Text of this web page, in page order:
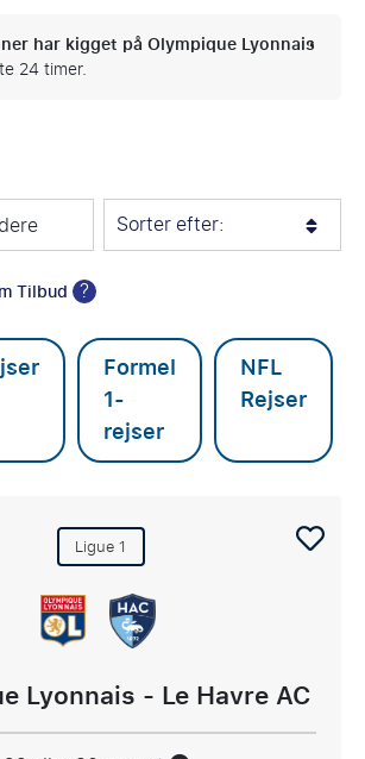
har kigget på Olympique Lyonnais
24 timer.
Sorter efter:
Tilbud ?
Formel
1-
rejser
NFL
Rejser
Ligue 1
Lyonnais - Le Havre AC